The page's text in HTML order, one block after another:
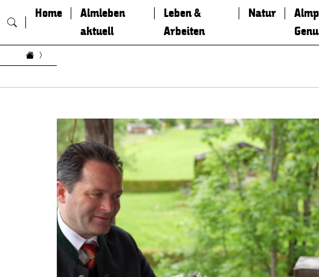
Zum Inhalt springen
Home
Almleben
aktuell
Leben &
Arbeiten
Natur